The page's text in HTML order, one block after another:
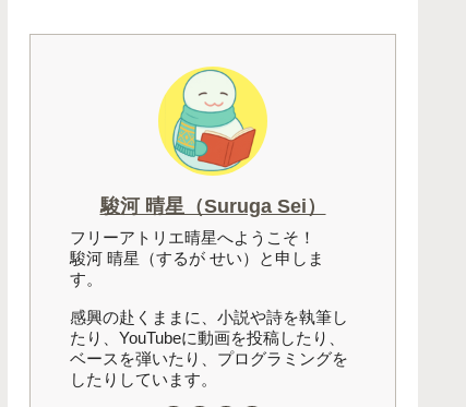
駿河 晴星（Suruga Sei）
フリーアトリエ晴星へようこそ！
駿河 晴星（するが せい）と申しま
す。
感興の赴くままに、小説や詩を執筆し
たり、YouTubeに動画を投稿したり、
ベースを弾いたり、プログラミングを
したりしています。